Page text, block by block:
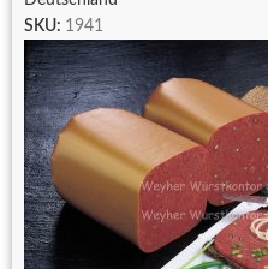
SKU: 1941